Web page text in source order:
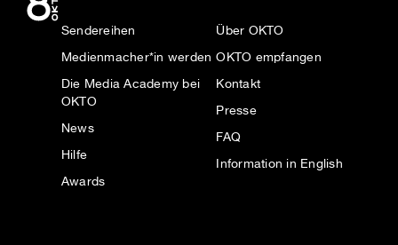
Sendereihen
Medienmacher*in werden
Die Media Academy bei
OKTO
News
Hilfe
Awards
Über OKTO
OKTO empfangen
Kontakt
Presse
FAQ
Information in English